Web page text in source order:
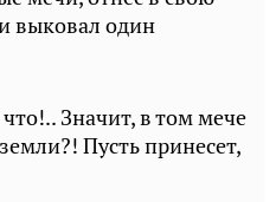
выковал один
Значит, в том мече
Пусть принесет,